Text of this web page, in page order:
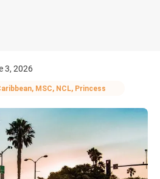
3, 2026
MSC, NCL, Princess